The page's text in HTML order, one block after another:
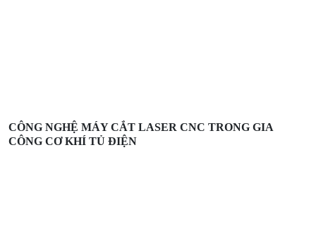
CÔNG NGHỆ MÁY CẮT LASER CNC TRONG GIA
CÔNG CƠ KHÍ TỦ ĐIỆN